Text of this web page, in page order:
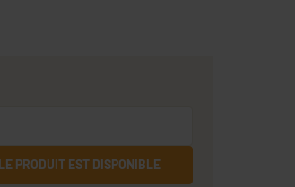
PRODUIT EST DISPONIBLE